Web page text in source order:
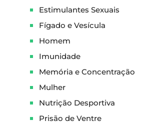
Estimulantes Sexuais
Fígado e Vesícula
Homem
Imunidade
Memória e Concentração
Mulher
Nutrição Desportiva
Prisão de Ventre